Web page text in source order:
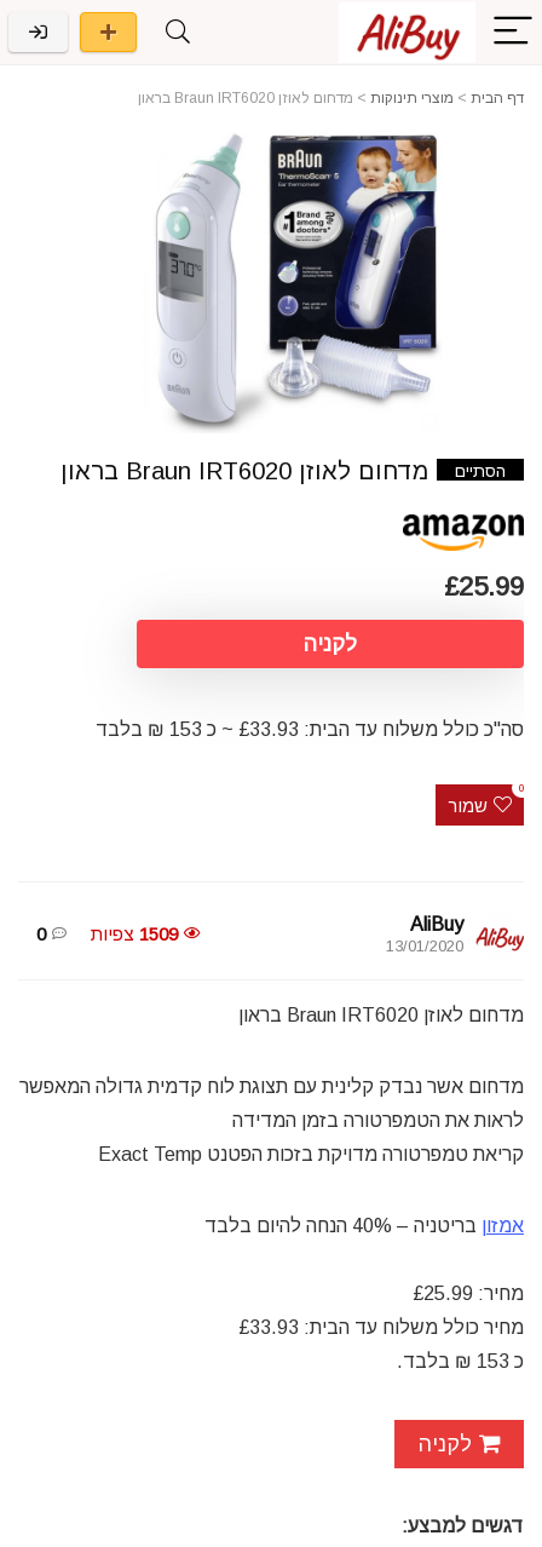
דף הבית > מוצרי תינוקות > מדחום לאוזן Braun IRT6020 בראון
הסתיים מדחום לאוזן Braun IRT6020 בראון
£25.99
לקניה
סה"כ כולל משלוח עד הבית: £33.93 ~ כ 153 ₪ בלבד
שמור
0
AliBuy
13/01/2020
1509 צפיות 0
מדחום לאוזן Braun IRT6020 בראון
מדחום אשר נבדק קלינית עם תצוגת לוח קדמית גדולה המאפשר
לראות את הטמפרטורה בזמן המדידה
קריאת טמפרטורה מדויקת בזכות הפטנט Exact Temp
אמזון בריטניה – 40% הנחה להיום בלבד
מחיר: £25.99
מחיר כולל משלוח עד הבית: £33.93
כ 153
₪ בלבד.
לקניה
דגשים למבצע: